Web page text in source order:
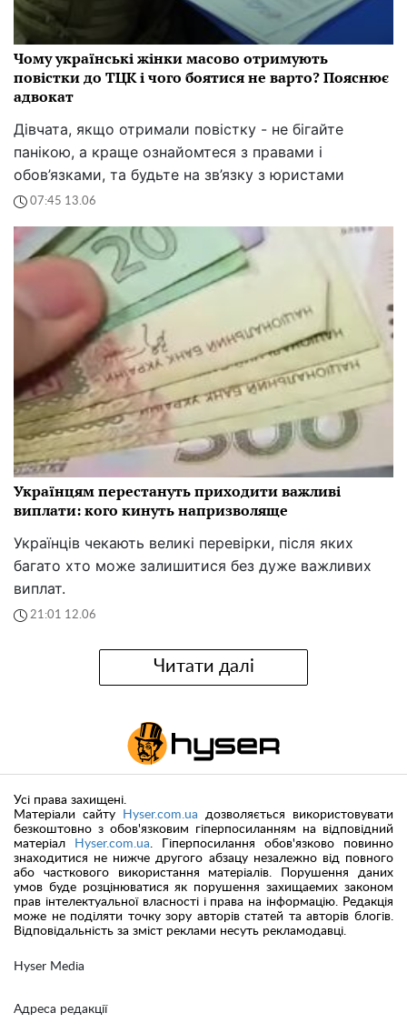
Чому українські жінки масово отримують
повістки до ТЦК і чого боятися не варто? Пояснює
адвокат
Дівчата, якщо отримали повістку - не бігайте
панікою, а краще ознайомтеся з правами і
обов’язками, та будьте на зв’язку з юристами
07:45 13.06
Українцям перестануть приходити важливі
виплати: кого кинуть напризволяще
Українців чекають великі перевірки, після яких
багато хто може залишитися без дуже важливих
виплат.
21:01 12.06
Читати далі
Hyser Media
Адреса редакції
Усі права захищені.
Матеріали сайту
Hyser.com.ua дозволяється використовувати
безкоштовно з обов'язковим гіперпосиланням на відповідний
матеріал
Hyser.com.ua . Гіперпосилання обов'язково повинно
знаходитися не нижче другого абзацу незалежно від повного
або часткового використання матеріалів. Порушення даних
умов буде розцінюватися як порушення захищаемих законом
прав інтелектуальної власності і права на інформацію. Редакція
може не поділяти точку зору авторів статей та авторів блогів.
Відповідальність за зміст реклами несуть рекламодавці.